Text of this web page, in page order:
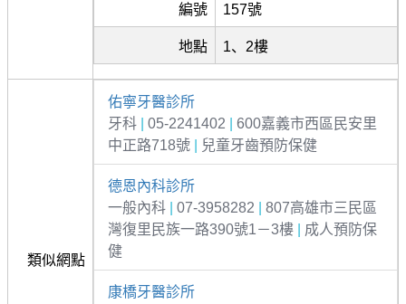
編號 157號
地點 1、2樓
類似網點
佑寧牙醫診所
牙科
05-2241402
600嘉義市西區民安里
中正路718號
兒童牙齒預防保健
德恩內科診所
一般內科
07-3958282
807高雄市三民區
灣復里民族一路390號1－3樓
成人預防保
健
康橋牙醫診所